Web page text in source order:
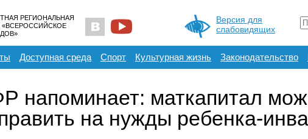
РЕГИОНАЛЬНАЯ
Версия для
слабовидящих
Доступная среда Спорт Культурная жизнь Законодательство
напоминает: маткапитал
на нужды ребенка-